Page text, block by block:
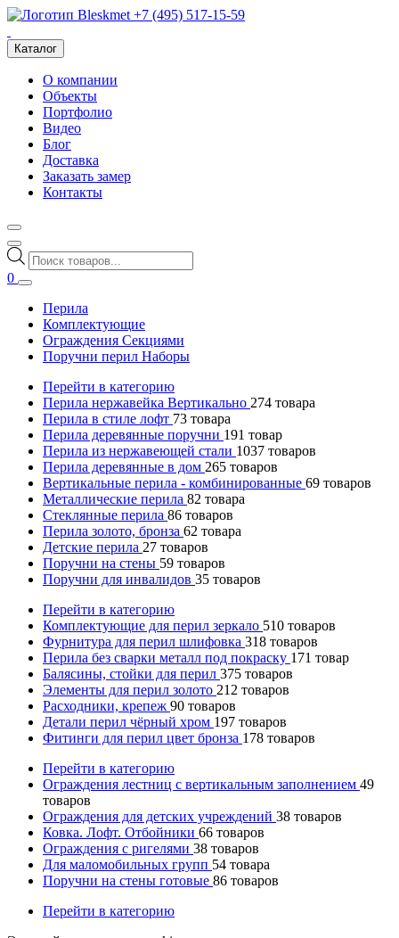
+7 (495) 517-15-59
Каталог
О компании
Объекты
Портфолио
Видео
Блог
Доставка
Заказать замер
Контакты
Поиск
товаров
0
Перила
Комплектующие
Ограждения Секциями
Поручни перил Наборы
Перейти в категорию
Перила нержавейка Вертикально 274 товара
Перила в стиле лофт 73 товара
Перила деревянные поручни 191 товар
Перила из нержавеющей стали 1037 товаров
Перила деревянные в дом 265 товаров
Вертикальные перила - комбинированные 69 товаров
Металлические перила 82 товара
Стеклянные перила 86 товаров
Перила золото, бронза 62 товара
Детские перила 27 товаров
Поручни на стены 59 товаров
Поручни для инвалидов 35 товаров
Перейти в категорию
Комплектующие для перил зеркало 510 товаров
Фурнитура для перил шлифовка 318 товаров
Перила без сварки металл под покраску 171 товар
Балясины, стойки для перил 375 товаров
Элементы для перил золото 212 товаров
Расходники, крепеж 90 товаров
Детали перил чёрный хром 197 товаров
Фитинги для перил цвет бронза 178 товаров
Перейти в категорию
Ограждения лестниц с вертикальным заполнением 49
товаров
Ограждения для детских учреждений 38 товаров
Ковка. Лофт. Отбойники 66 товаров
Ограждения с ригелями 38 товаров
Для маломобильных групп 54 товара
Поручни на стены готовые 86 товаров
Перейти в категорию